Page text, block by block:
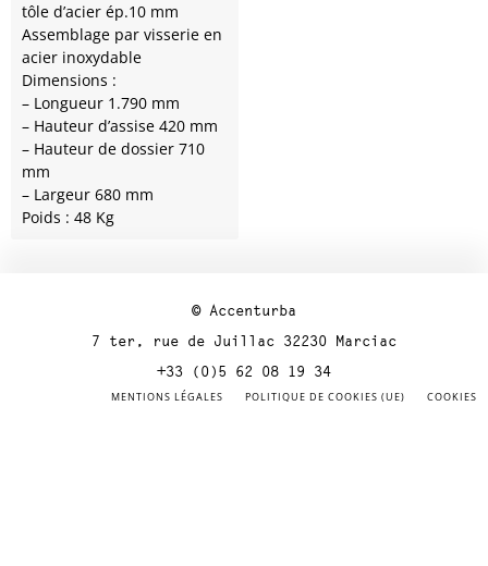
tôle d’acier ép.10 mm
Assemblage par visserie en
acier inoxydable
Dimensions :
– Longueur 1.790 mm
– Hauteur d’assise 420 mm
– Hauteur de dossier 710
mm
– Largeur 680 mm
Poids : 48 Kg
© Accenturba
7 ter, rue de Juillac 32230 Marciac
+33 (0)5 62 08 19 34
MENTIONS LÉGALES POLITIQUE DE COOKIES (UE) COOKIES